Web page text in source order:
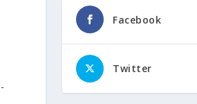
Facebook
Twitter